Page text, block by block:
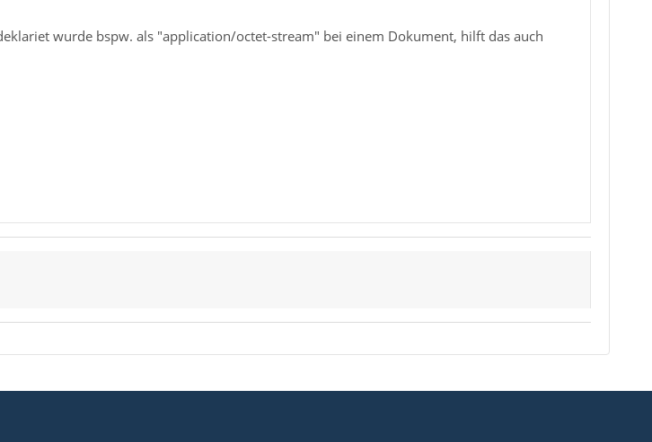
wurde bspw. als "application/octet-stream" bei einem Dokument, hilft das auch